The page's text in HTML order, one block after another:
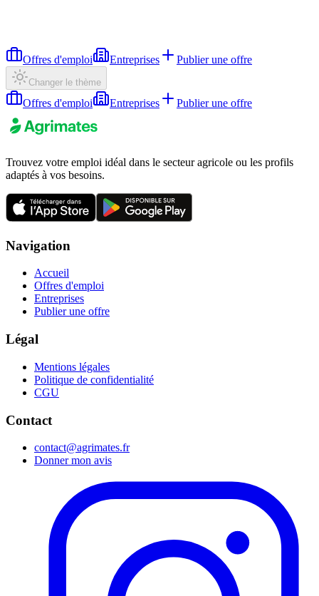
Offres d'emploi Entreprises Publier une offre
Changer le thème
Offres d'emploi Entreprises Publier une offre
Trouvez votre emploi idéal dans le secteur agricole ou les profils
adaptés à vos besoins.
Navigation
Accueil
Offres d'emploi
Entreprises
Publier une offre
Légal
Mentions légales
Politique de confidentialité
CGU
Contact
contact@agrimates.fr
Donner mon avis